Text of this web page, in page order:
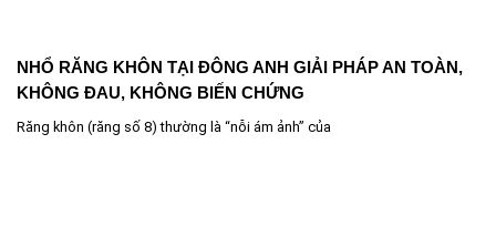
NHỔ RĂNG KHÔN TẠI ĐÔNG ANH GIẢI PHÁP AN TOÀN,
KHÔNG ĐAU, KHÔNG BIẾN CHỨNG
Răng khôn (răng số 8) thường là “nỗi ám ảnh” của